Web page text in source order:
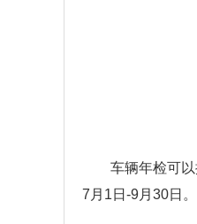
车辆年检可
7月1日-9月30日。